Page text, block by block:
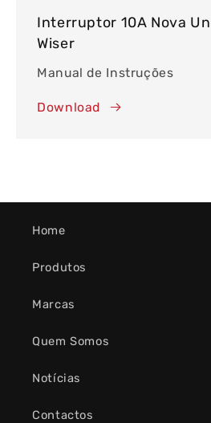
Interruptor 10A Nova
Wiser
Manual de Instruções
Download
Home
Produtos
Marcas
Quem Somos
Notícias
Contactos